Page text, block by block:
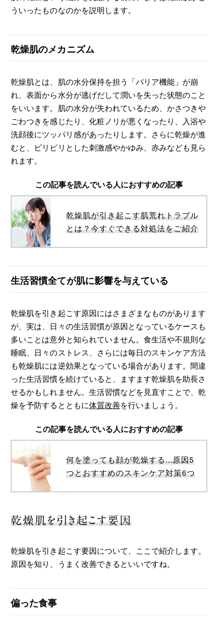
ういったものなのかを説明します。
乾燥肌のメカニズム
乾燥肌とは、肌の水分保持を担う「バリア機能」が崩
れ、表面から水分が逃げだして潤いを失った状態のこと
をいいます。肌の水分が失われているため、かさつきや
ごわつきを感じたり、化粧ノリが悪くなったり、入浴や
洗顔後にツッパリ感があったりします。さらに乾燥が進
むと、ピリピリとした刺激感やかゆみ、赤みなども見ら
れます。
この記事を読んでいる人におすすめの記事
乾燥肌が引き起こす肌荒れトラブル
とは？今すぐできる対処法をご紹介
生活習慣全てが肌に影響を与えている
乾燥肌を引き起こす原因にはさまざまなものがあります
が、実は、日々の生活習慣が原因となっているケースも
多いことは意外と知られていません。食生活や不規則な
睡眠、日々のストレス、さらには毎日のスキンケア方法
も乾燥肌には逆効果となっている場合があります。間違
った生活習慣を続けていると、ますます乾燥肌を助長さ
せるかもしれません。生活習慣などを見直すことで、乾
燥を予防するとともに体質改善を行いましょう。
この記事を読んでいる人におすすめの記事
何を塗っても顔が乾燥する...原因5
つとおすすめのスキンケア対策6つ
乾燥肌を引き起こす要因
乾燥肌を引き起こす要因について、ここで紹介します。
原因を知り、うまく改善できるといいですね。
偏った食事